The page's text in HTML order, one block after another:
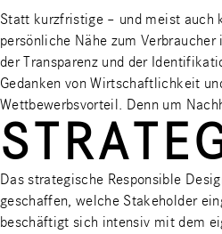
Statt kurzfristige – und meist auch
persönliche Nähe zum
der Transparenz und der
Gedanken von Wirtschaftlichkeit
Wettbewerbsvorteil. Denn um
Das strategische Responsible
geschaffen, welche Stakeholder
beschäftigt sich intensiv mit dem